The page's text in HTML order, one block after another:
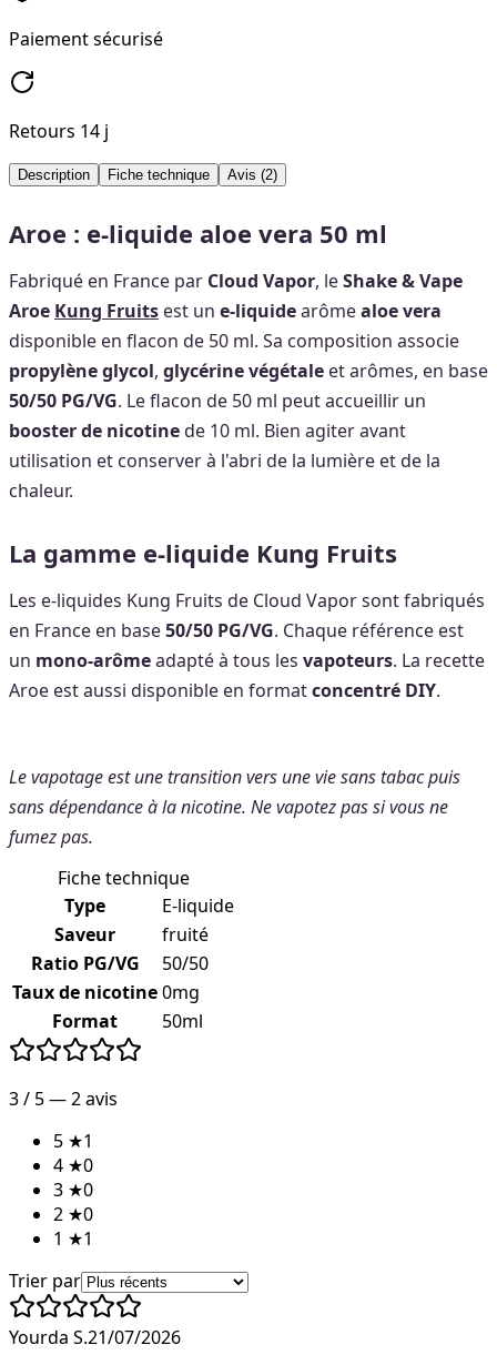
Paiement sécurisé
Retours 14 j
Description Fiche technique Avis (2)
Aroe : e-liquide aloe vera 50 ml
Fabriqué en France par Cloud Vapor, leShake & Vape
Aroe Kung Fruits est un e-liquidearômealoe vera
disponible en flacon de 50 ml. Sa composition associe
propylène glycol, glycérine végétale et arômes, en base
50/50 PG/VG. Le flacon de 50 ml peut accueillir un
booster de nicotinede 10 ml. Bien agiter avant
utilisation et conserver à l'abri de la lumière et de la
chaleur.
La gamme e-liquide Kung Fruits
Les e-liquides Kung Fruits de Cloud Vapor sont fabriqués
en France en base50/50 PG/VG. Chaque référence est
un mono-arômeadapté à tous les vapoteurs. La recette
Aroe est aussi disponible en formatconcentré DIY.
Le vapotage est une transition vers une vie sans tabac puis
sans dépendance à la nicotine. Ne vapotez pas si vous ne
fumez pas.
Fiche technique
Type
E-liquide
Saveur
fruité
Ratio PG/VG
50/50
Taux de nicotine0mg
Format
50ml
3/ 5 —2avis
5 ★1
4 ★0
3 ★0
2 ★0
1 ★1
Trier par
Yourda S.21/07/2026